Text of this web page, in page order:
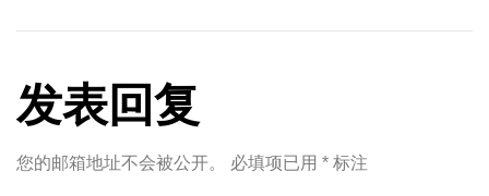
发表回复
您的邮箱地址不会被公开。 必填项已用 * 标注